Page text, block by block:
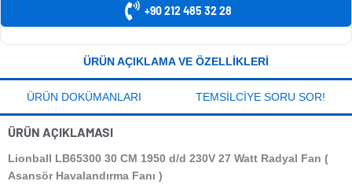
+90 212 485 32 28
ÜRÜN AÇIKLAMA VE ÖZELLIKLERI
ÜRÜN DOKÜMANLARI TEMSILCIYE SORU SOR!
ÜRÜN AÇIKLAMASI
Lionball LB65300 30 CM 1950 d/d 230V 27 Watt Radyal Fan (
Asansör Havalandırma Fanı )